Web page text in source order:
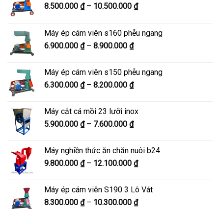
8.500.000 ₫ – 10.500.000 ₫Khoảng
8.500.000 ₫
Máy ép cám viên s160 phễu ngang
6.900.000 ₫ – 8.900.000 ₫Khoảng
từ
6.900.000 ₫
đến
Máy ép cám viên s150 phễu ngang
6.300.000 ₫ – 8.200.000 ₫Khoảng
6.300.000 ₫
đến
Máy cắt cá mồi 23 lưỡi inox
5.900.000 ₫ – 7.600.000 ₫Khoảng
5.900.000 ₫
đến
Máy nghiền thức ăn chăn nuôi b24
9.800.000 ₫ – 12.100.000 ₫Khoảng
9.800.000 ₫
đến
Máy ép cám viên S190 3 Lô Vát
8.300.000 ₫ – 10.300.000 ₫Khoảng